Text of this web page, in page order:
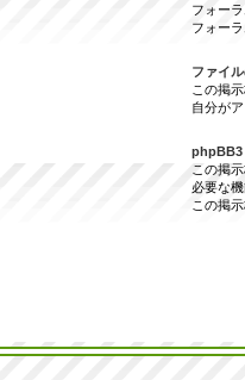
フォー
フォー
ファイ
この掲
自分が
phpBB3
この掲
必要な
この掲